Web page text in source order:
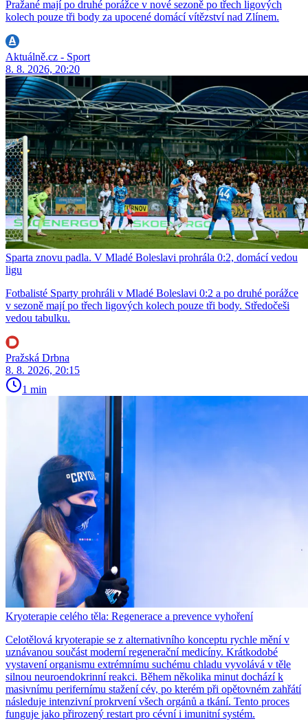
Pražané mají po druhé porážce v nové sezoně po třech ligových
kolech pouze tři body za upocené domácí vítězství nad Zlínem.
Aktuálně.cz - Sport
8. 8. 2026, 20:20
Sparta znovu padla. V Mladé Boleslavi prohrála 0:2, domácí vedou
ligu
Fotbalisté Sparty prohráli v Mladé Boleslavi 0:2 a po druhé porážce
v sezoně mají po třech ligových kolech pouze tři body. Středočeši
vedou tabulku.
Pražská Drbna
8. 8. 2026, 20:15
1 min
Kryoterapie celého těla: Regenerace a prevence vyhoření
Celotělová kryoterapie se z alternativního konceptu rychle mění v
uznávanou součást moderní regenerační medicíny. Krátkodobé
vystavení organismu extrémnímu suchému chladu vyvolává v těle
silnou neuroendokrinní reakci. Během několika minut dochází k
masivnímu perifernímu stažení cév, po kterém při opětovném zahřátí
následuje intenzivní prokrvení všech orgánů a tkání. Tento proces
funguje jako přirozený restart pro cévní i imunitní systém.